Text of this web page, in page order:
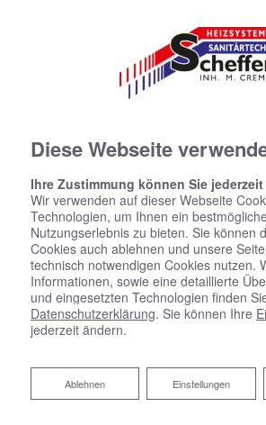
Diese Webseite
Ihre Zustimmung können Sie
Wir verwenden auf dieser Webseite
Technologien, um Ihnen ein
Nutzungserlebnis zu bieten. Sie können
Cookies auch ablehnen und unsere
technisch notwendigen Cookies nutzen.
Informationen, sowie eine detaillierte
und eingesetzten Technologien finden
Datenschutzerklärung. Sie können Ihre
jederzeit ändern.
Einstellungen
Ablehnen
Ablehnen